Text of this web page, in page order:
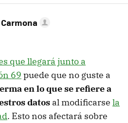
que llegará junto a
69 puede que no guste a
en lo que se refiere a
datos al modificarse la
. Esto nos afectará sobre